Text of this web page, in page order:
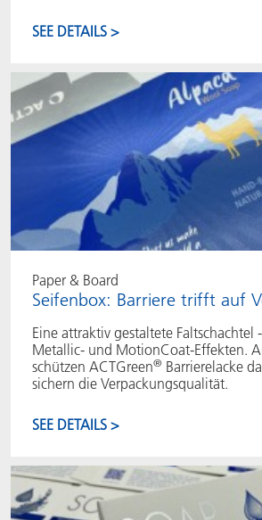
SEE DETAILS >
Paper & Board
Seifenbox: Barriere trifft auf
Eine attraktiv gestaltete Faltschachtel
Metallic- und MotionCoat-Effekten.
schützen ACTGreen® Barrierelacke
sichern die Verpackungsqualität.
SEE DETAILS >